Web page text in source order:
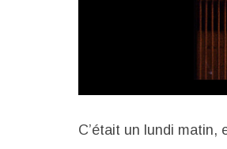
C’était un lundi matin,